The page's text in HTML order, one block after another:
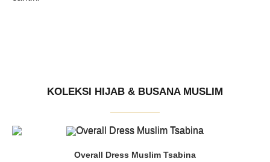
KOLEKSI HIJAB & BUSANA MUSLIM
Overall Dress Muslim Tsabina